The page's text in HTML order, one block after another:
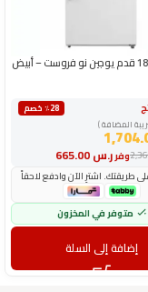
٪28 خصم
المضافة )
وفرر.س
طريقتك. اشترِ الآن وادفع لاحقاً
متوفر في المخزون
إضافة إلى السلة